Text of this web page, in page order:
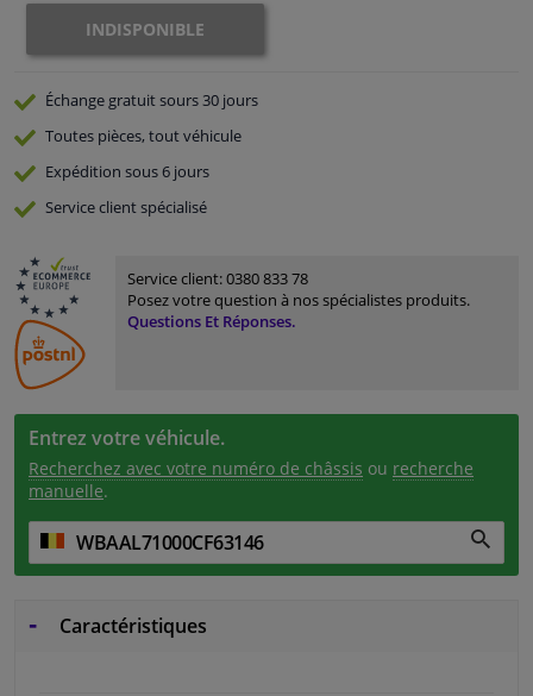
Promotions et réductions
Capteurs & électronique
INDISPONIBLE
Échange gratuitsours 30 jours
Toutes pièces, tout véhicule
Expédition sous 6 jours
Serviceclient spécialisé
Service client:0380 833 78
Posez votre question à nos spécialistes produits.
Questions Et Réponses.
Entrez votre véhicule.
Recherchez avec votre numéro de châssis ou recherche
manuelle.
Caractéristiques